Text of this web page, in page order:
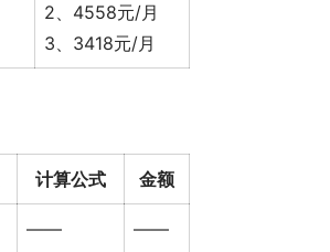
2、4558元/月
3、3418元/月
计算公式 金额
—— ——